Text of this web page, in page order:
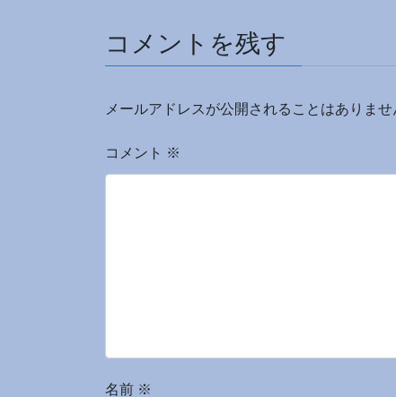
コメントを残す
メールアドレスが公開されることはありませ
コメント ※
名前 ※